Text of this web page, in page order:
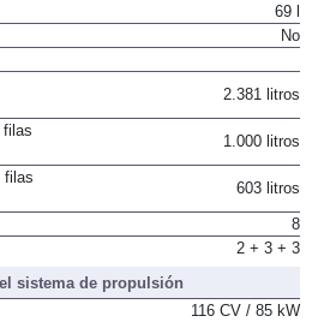
69 l
No
2.381 litros
filas
1.000 litros
filas
603 litros
8
2 + 3 + 3
sistema de propulsión
116 CV / 85 kW